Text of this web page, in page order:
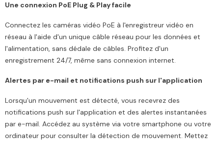
Une connexion PoE Plug & Play facile
Connectez les caméras vidéo PoE à l'enregistreur vidéo en
réseau à l'aide d'un unique câble réseau pour les données et
l'alimentation, sans dédale de câbles. Profitez d'un
enregistrement 24/7, même sans connexion internet.
Alertes par e-mail et notifications push sur l'application
Lorsqu'un mouvement est détecté, vous recevrez des
notifications push sur l'application et des alertes instantanées
par e-mail. Accédez au système via votre smartphone ou votre
ordinateur pour consulter la détection de mouvement. Mettez